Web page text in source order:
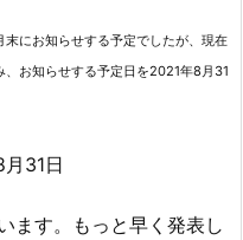
にお知らせする予定でしたが、現在
お知らせする予定日を2021年8月31
31日
ます。もっと早く発表し